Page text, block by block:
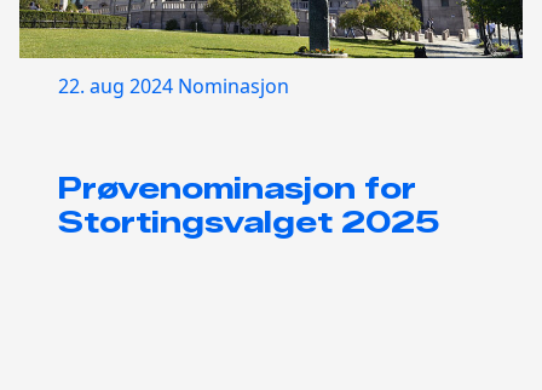
22. aug 2024 Nominasjon
Prøvenominasjon for
Stortingsvalget 2025